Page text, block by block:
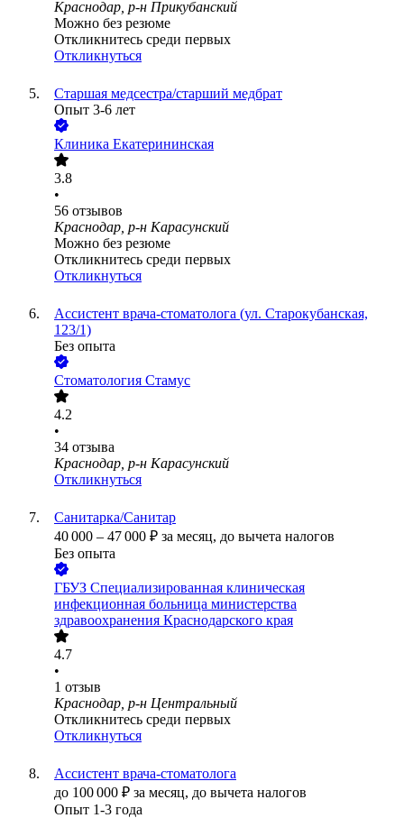
Краснодар, р-н Прикубанский
Можно без резюме
Откликнитесь среди первых
Откликнуться
Старшая медсестра/старший медбрат
Опыт 3-6 лет
Клиника Екатерининская
3.8
•
56 отзывов
Краснодар, р-н Карасунский
Можно без резюме
Откликнитесь среди первых
Откликнуться
Ассистент врача-стоматолога (ул. Старокубанская,
123/1)
Без опыта
Стоматология Стамус
4.2
•
34 отзыва
Краснодар, р-н Карасунский
Откликнуться
Санитарка/Санитар
40 000 – 47 000 ₽ за месяц, до вычета налогов
Без опыта
ГБУЗ Специализированная клиническая
инфекционная больница министерства
здравоохранения Краснодарского края
4.7
•
1 отзыв
Краснодар, р-н Центральный
Откликнитесь среди первых
Откликнуться
Ассистент врача-стоматолога
до 100 000 ₽ за месяц, до вычета налогов
Опыт 1-3 года